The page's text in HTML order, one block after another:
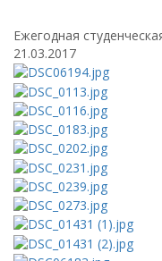
Ежегодная
21.03.2017